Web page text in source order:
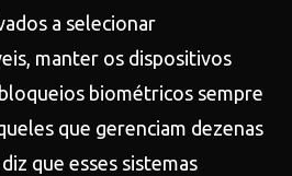
a selecionar
manter os dispositivos
biométricos sempre
que gerenciam dezenas
que esses sistemas